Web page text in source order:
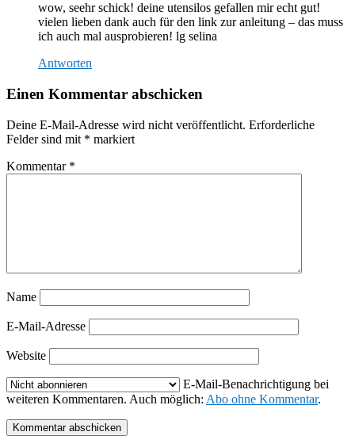
wow, seehr schick! deine utensilos gefallen mir echt gut!
vielen lieben dank auch für den link zur anleitung – das muss
ich auch mal ausprobieren! lg selina
Antworten
Einen Kommentar abschicken
Deine E-Mail-Adresse wird nicht veröffentlicht. Erforderliche
Felder sind mit * markiert
Kommentar *
Name
E-Mail-Adresse
Website
E-Mail-Benachrichtigung bei
weiteren Kommentaren. Auch möglich: Abo ohne Kommentar.
Kommentar abschicken